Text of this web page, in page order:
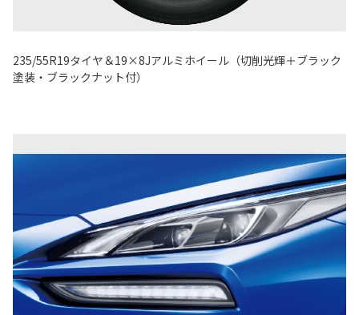
235/55R19タイヤ＆19×8Jアルミホイール（切削光輝＋ブラック
塗装・ブラックナット付）